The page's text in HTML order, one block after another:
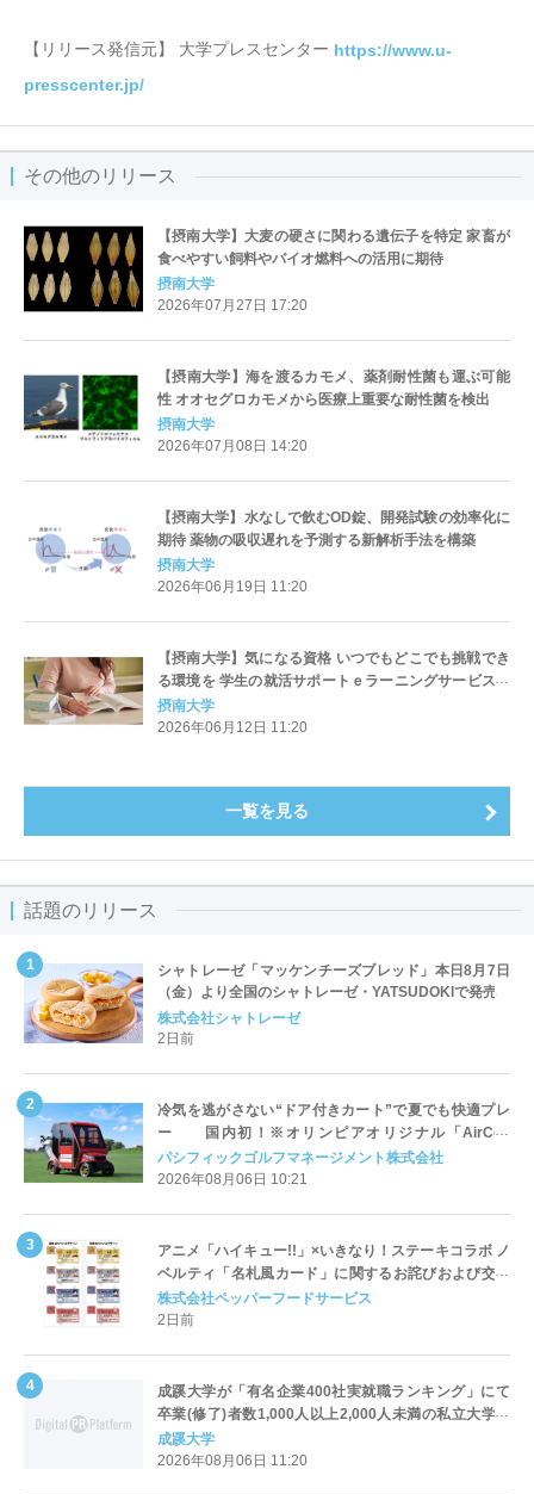
【リリース発信元】 大学プレスセンター https://www.u-
presscenter.jp/
その他のリリース
【摂南大学】大麦の硬さに関わる遺伝子を特定 家畜が
食べやすい飼料やバイオ燃料への活用に期待
摂南大学
2026年07月27日 17:20
【摂南大学】海を渡るカモメ、薬剤耐性菌も運ぶ可能
性 オオセグロカモメから医療上重要な耐性菌を検出
摂南大学
2026年07月08日 14:20
【摂南大学】水なしで飲むOD錠、開発試験の効率化に
期待 薬物の吸収遅れを予測する新解析手法を構築
摂南大学
2026年06月19日 11:20
【摂南大学】気になる資格 いつでもどこでも挑戦でき
る環境を 学生の就活サポートｅラーニングサービス導
入
摂南大学
2026年06月12日 11:20
一覧を見る
話題のリリース
シャトレーゼ「マッケンチーズブレッド」本日8月7日
（金）より全国のシャトレーゼ・YATSUDOKIで発売
株式会社シャトレーゼ
2日前
冷気を逃がさない“ドア付きカート”で夏でも快適プレ
ー 国内初！※オリンピアオリジナル「AirCon
Cart（エアコンカート）」導入 | ＰＧＭ
パシフィックゴルフマネージメント株式会社
2026年08月06日 10:21
アニメ「ハイキュー!!」×いきなり！ステーキコラボ ノ
ベルティ「名札風カード」に関するお詫びおよび交換
対応についてのご案内
株式会社ペッパーフードサービス
2日前
成蹊大学が「有名企業400社実就職ランキング」にて
卒業(修了)者数1,000人以上2,000人未満の私立大学で
全国第1位を獲得！～実就職率は26.5%（前年比＋
4.3pt）に伸長、東京の私立大学でも10位にランクイン
成蹊大学
2026年08月06日 11:20